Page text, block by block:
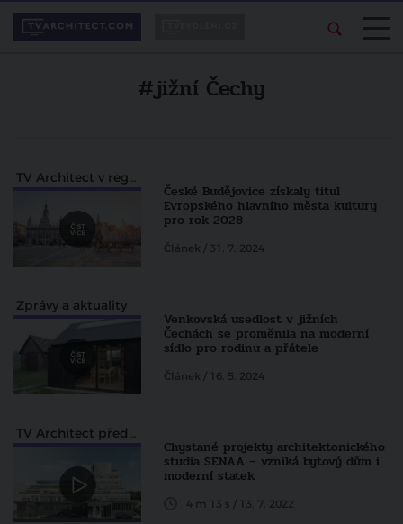
#jižní Čechy
TV Architect v regionech
České Budějovice získaly titul
Evropského hlavního města kultury
pro rok 2028
Článek / 31. 7. 2024
Zprávy a aktuality
Venkovská usedlost v jižních
Čechách se proměnila na moderní
sídlo pro rodinu a přátele
Článek / 16. 5. 2024
TV Architect představuje...
Chystané projekty architektonického
studia SENAA – vzniká bytový dům i
moderní statek
4 m 13 s / 13. 7. 2022